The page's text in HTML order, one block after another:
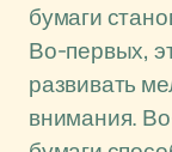
бумаги
Во-первых,
развивать
внимания.